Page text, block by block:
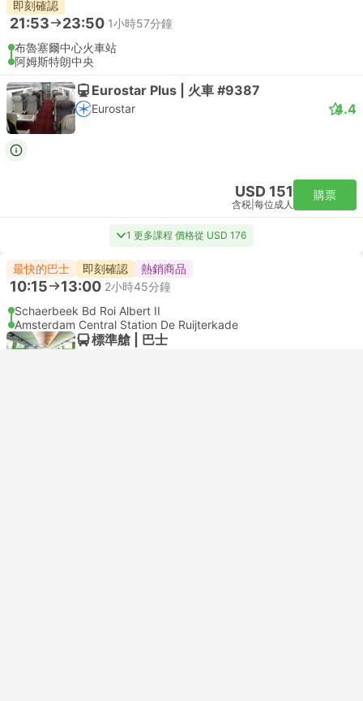
即刻確認
21:53 23:50 1小時57分鐘
布魯塞爾中心火車站
阿姆斯特朗中央
Eurostar Plus | 火車 #9387
Eurostar 4.4
USD 151
含税 每位成人
購票
1 更多課程 價格從 USD 176
最快的巴士 即刻確認 熱銷商品
10:15 13:00 2小時45分鐘
Schaerbeek Bd Roi Albert II
Amsterdam Central Station De Ruijterkade
標準艙 | 巴士